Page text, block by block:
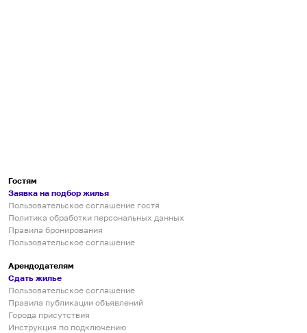
Гостям
Заявка на подбор жилья
Пользовательское соглашение гостя
Политика обработки персональных данных
Правила бронирования
Пользовательское соглашение
Арендодателям
Сдать жилье
Пользовательское соглашение
Правила публикации объявлений
Города присутствия
Инструкция по подключению